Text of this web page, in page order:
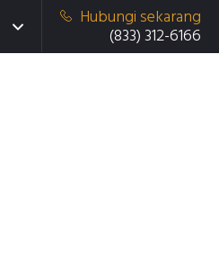
Hubungi sekarang
(833) 312-6166